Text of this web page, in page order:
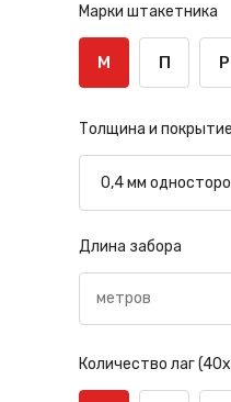
Марки штакетника
М П Р
Толщина и покрытие
Длина забора
Количество лаг